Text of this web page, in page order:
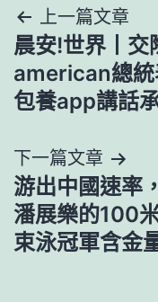
文
章
導
覽
上一篇文章
晨安!世界丨交
american總統
包養app講話
下一篇文章
游出中國速率
潘展樂的100
束泳冠軍含金